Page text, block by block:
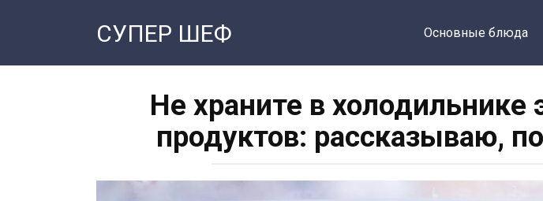
СУПЕР ШЕФ Основные блюда
Не храните в холодильнике
продуктов: рассказываю,